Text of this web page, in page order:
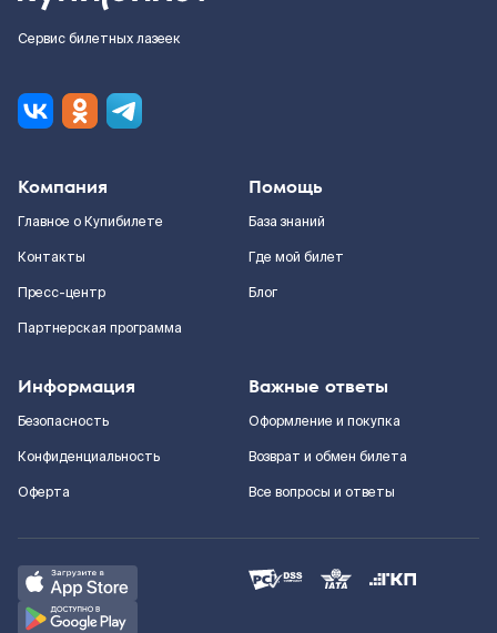
Сервис билетных лазеек
Компания
Главное о Купибилете
Контакты
Пресс-центр
Партнерская программа
Помощь
База знаний
Где мой билет
Блог
Информация
Безопасность
Конфиденциальность
Оферта
Важные ответы
Оформление и покупка
Возврат и обмен билета
Все вопросы и ответы